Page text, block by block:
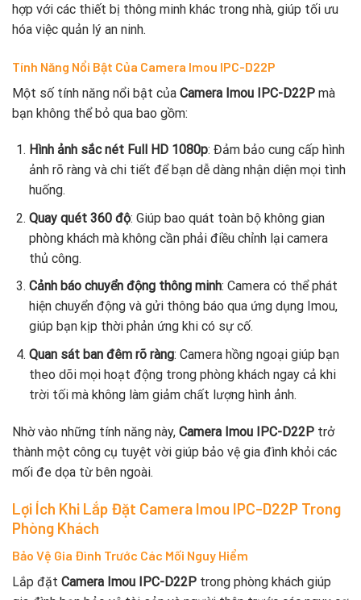
hợp với các thiết bị thông minh khác trong nhà, giúp tối ưu
hóa việc quản lý an ninh.
Tính Năng Nổi Bật Của Camera Imou IPC-D22P
Một số tính năng nổi bật của Camera Imou IPC-D22P mà
bạn không thể bỏ qua bao gồm:
Hình ảnh sắc nét Full HD 1080p: Đảm bảo cung cấp hình
ảnh rõ ràng và chi tiết để bạn dễ dàng nhận diện mọi tình
huống.
Quay quét 360 độ: Giúp bao quát toàn bộ không gian
phòng khách mà không cần phải điều chỉnh lại camera
thủ công.
Cảnh báo chuyển động thông minh: Camera có thể phát
hiện chuyển động và gửi thông báo qua ứng dụng Imou,
giúp bạn kịp thời phản ứng khi có sự cố.
Quan sát ban đêm rõ ràng: Camera hồng ngoại giúp bạn
theo dõi mọi hoạt động trong phòng khách ngay cả khi
trời tối mà không làm giảm chất lượng hình ảnh.
Nhờ vào những tính năng này, Camera Imou IPC-D22P trở
thành một công cụ tuyệt vời giúp bảo vệ gia đình khỏi các
mối đe dọa từ bên ngoài.
Lợi Ích Khi Lắp Đặt Camera Imou IPC-D22P Trong
Phòng Khách
Bảo Vệ Gia Đình Trước Các Mối Nguy Hiểm
Lắp đặt Camera Imou IPC-D22P trong phòng khách giúp